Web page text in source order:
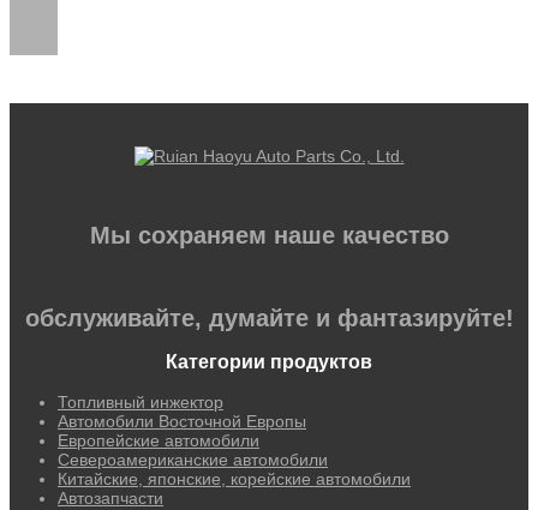
Мы сохраняем наше качество
обслуживайте, думайте и фантазируйте!
Категории продуктов
Топливный инжектор
Автомобили Восточной Европы
Европейские автомобили
Североамериканские автомобили
Китайские, японские, корейские автомобили
Автозапчасти